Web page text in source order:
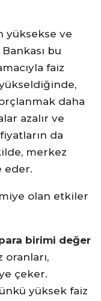
yüksekse ve
bu
faiz
yükseldiğinde,
daha
azalır ve
da
merkez
eder.
olan etkiler
birimi değer
oranları,
çeker.
yüksek faiz